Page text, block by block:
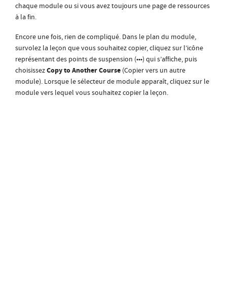
chaque module ou si vous avez toujours une page de ressources
à la fin.
Encore une fois, rien de compliqué. Dans le plan du module,
survolez la leçon que vous souhaitez copier, cliquez sur l’icône
représentant des points de suspension (•••) qui s’affiche, puis
choisissezCopy to Another Course (Copier vers un autre
module). Lorsque le sélecteur de module apparaît, cliquez sur le
module vers lequel vous souhaitez copier la leçon.